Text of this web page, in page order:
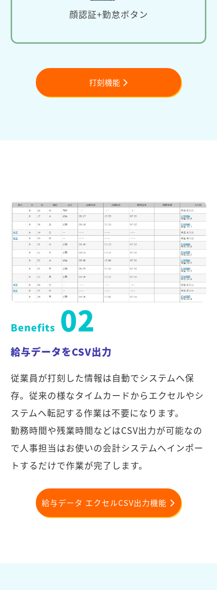
顔認証+勤怠ボタン
打刻機能
Benefits 02
給与データをCSV出力
従業員が打刻した情報は自動でシステムへ保
存。従来の様なタイムカードからエクセルやシ
ステムへ転記する作業は不要になります。
勤務時間や残業時間などはCSV出力が可能なの
で人事担当はお使いの会計システムへインポー
トするだけで作業が完了します。
給与データ エクセルCSV出力機能